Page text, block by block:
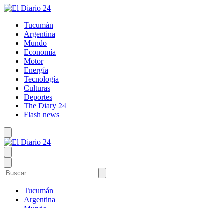
Tucumán
Argentina
Mundo
Economía
Motor
Energía
Tecnología
Culturas
Deportes
The Diary 24
Flash news
Tucumán
Argentina